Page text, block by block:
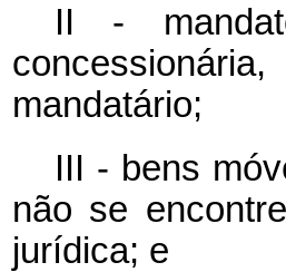
II -
mandatário;
III - bens
não se
jurídica; e